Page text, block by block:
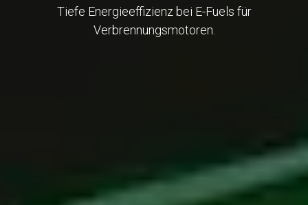
Tiefe Energieeffizienz bei E-Fuels für
Verbrennungsmotoren.